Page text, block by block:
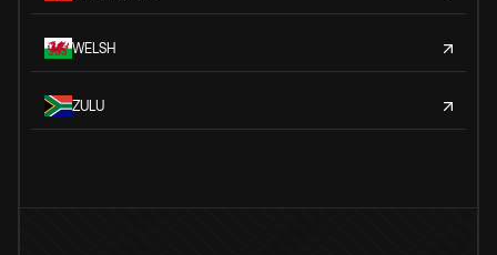
WELSH
ZULU